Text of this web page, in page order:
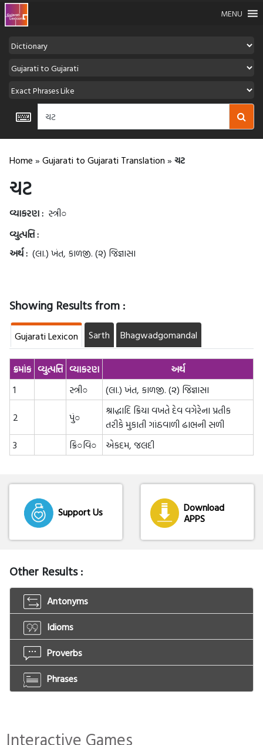
MENU
Home » Gujarati to Gujarati Translation » ચટ
ચટ
વ્યાકરણ : સ્ત્રી○
વ્યુત્પત્તિ :
અર્થ : (લા.) ખંત, કાળજી. (૨) જિજ્ઞાસા
Showing Results from :
Gujarati Lexicon Sarth Bhagwadgomandal
ક્રમાંક વ્યુત્પત્તિ વ્યાકરણ
અર્થ
1
સ્ત્રી○
(લા.) ખંત, કાળજી. (૨) જિજ્ઞાસા
2
પું○
શ્રાદ્ધાદિ ક્રિયા વખતે દેવ વગેરેના પ્રતીક
તરીકે મુકાતી ગાંઠવાળી ઢાભની સળી
3
ક્રિ○વિ○ એકદમ, જલદી
Support Us Download
APPS
Other Results :
Antonyms
Idioms
Proverbs
Phrases
Interactive Games